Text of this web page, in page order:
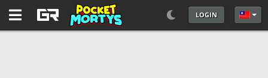
LOGIN 選擇你